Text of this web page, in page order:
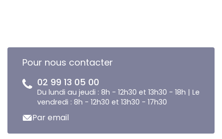
Pour nous contacter
02 99 13 05 00
Du lundi au jeudi : 8h - 12h30 et 13h30 - 18h | Le
vendredi : 8h - 12h30 et 13h30 - 17h30
Par email